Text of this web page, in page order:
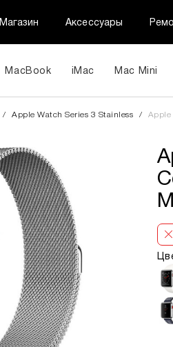
Магазин Аксессуары
MacBook iMac Mac Mini
/ Apple Watch Series 3 Stainless / Apple